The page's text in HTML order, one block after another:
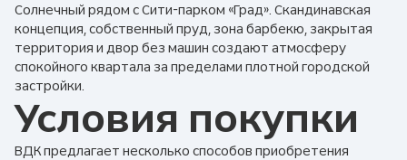
Солнечный рядом с Сити-парком «Град». Скандинавская
концепция, собственный пруд, зона барбекю, закрытая
территория и двор без машин создают атмосферу
спокойного квартала за пределами плотной городской
застройки.
Условия покупки
ВДК предлагает несколько способов приобретения